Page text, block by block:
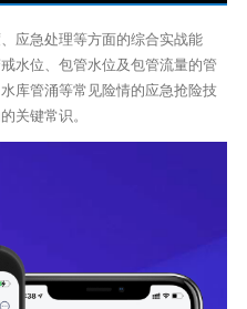
应急处理等方面的综合实战能
水位、包管水位及包管流量的管
库管涌等常见险情的应急抢险技
关键常识。